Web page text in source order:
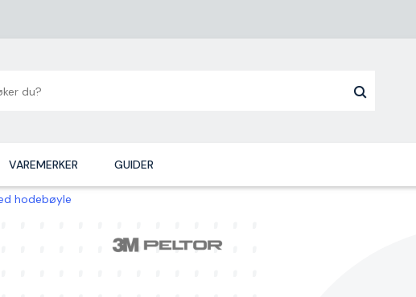
VAREMERKER GUIDER
hodebøyle